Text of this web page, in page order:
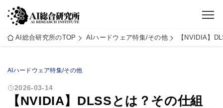
AI総合研究所のTOP AIハードウェア特集/その他 【NVIDIA】
AIハードウェア特集/その他
2026-03-14
【NVIDIA】DLSSとは？その仕組